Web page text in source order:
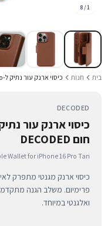
1
/
8
בית חנות כיסוי ארנק עור נתיק ל-iPhone 16 Pro בצבע חום
DECODED
חום DECODED
Wallet for iPhone 16 Pro Tan
ואלגנטי במיוחד.